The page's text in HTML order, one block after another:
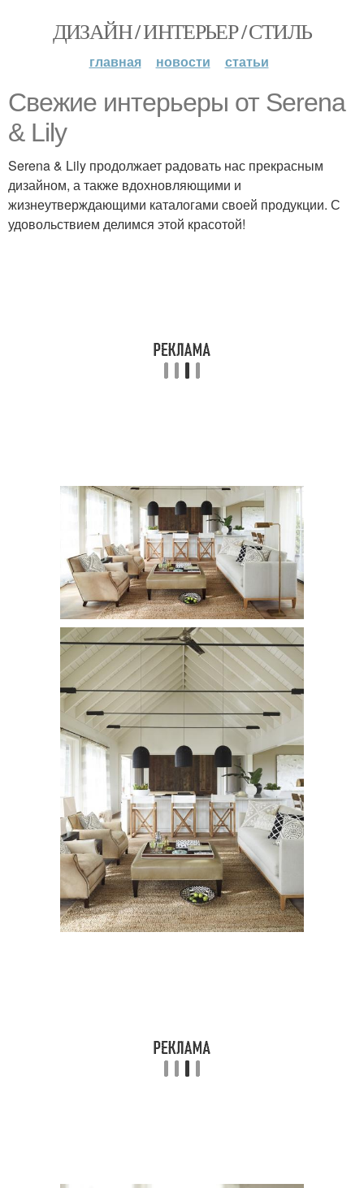
ДИЗАЙН / ИНТЕРЬЕР / СТИЛЬ
главная новости статьи
Свежие интерьеры от Serena
& Lily
Serena & Lily продолжает радовать нас прекрасным
дизайном, а также вдохновляющими и
жизнеутверждающими каталогами своей продукции. С
удовольствием делимся этой красотой!